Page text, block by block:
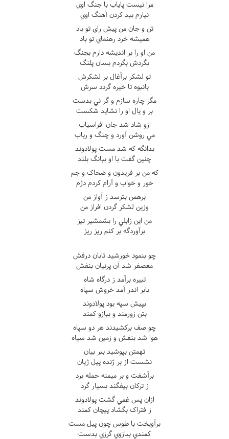
مرا نيست پاياب با جنگ اوي
نيارم ببد کردن آهنگ اوي
تن و جان من پيش راي تو باد
هميشه خرد رهنماي تو باد
من او را بر انديشه دارم بجنگ
بگردش بگردم بسان پلنگ
تو لشکر برآغال بر لشکرش
بانبوه تا خيره گردد سرش
مگر چاره سازم و گر ني بدست
بر و يال او را نشايد شکست
ازو شاد شد جان افراسياب
مي روشن آورد و چنگ و رباب
بدانگه که شد مست پولادوند
چنين گفت با او ببانگ بلند
که من بر فريدون و ضحاک و جم
خور و خواب و آرام کردم دژم
برهمن بترسد ز آواز من
وزين لشکر گردن افراز من
من اين زابلي را بشمشير تيز
برآوردگه بر کنم ريز ريز
چو بنمود خورشيد تابان درفش
معصفر شد آن پرنيان بنفش
تبيره برآمد ز درگاه شاه
بابر اندر آمد خروش سپاه
بپيش سپه بود پولادوند
بتن زورمند و ببازو کمند
چو صف برکشيدند هر دو سپاه
هوا شد بنفش و زمين شد سياه
تهمتن بپوشيد ببر بيان
نشست از بر ژنده پيل ژيان
برآشفت و بر ميمنه حمله برد
ز ترکان بيفگند بسيار گرد
ازان پس غمي گشت پولادوند
ز فتراک بگشاد پيچان کمند
برآويخت با طوس چون پيل مست
کمندي ببازوي گرزي بدست